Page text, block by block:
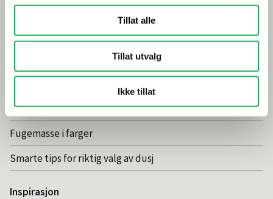
Tillat alle
Tillat utvalg
Ikke tillat
Klikkvinyl - Gulvet som tåler alt
Tips og råd
Gjør et godt valg av fliser til badet
Visste du at du kan legge flis på flis
Fugemasse i farger
Smarte tips for riktig valg av dusj
Inspirasjon